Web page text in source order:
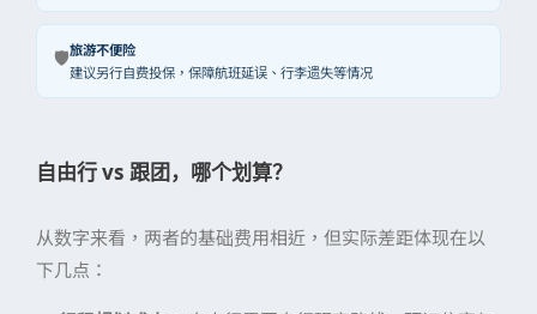
🛡️旅游不便险
建议另行自费投保，保障航班延误、行李遗失等情况
自由行 vs 跟团，哪个划算？
从数字来看，两者的基础费用相近，但实际差距体现在以
下几点：